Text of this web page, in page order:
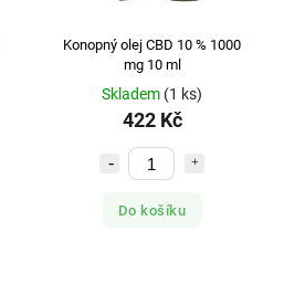
Konopný olej CBD 10 % 1000
mg 10 ml
Skladem (1 ks)
422 Kč
Do košíku